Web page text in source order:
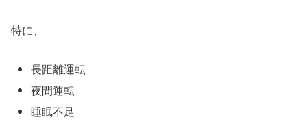
特に、
長距離運転
夜間運転
睡眠不足